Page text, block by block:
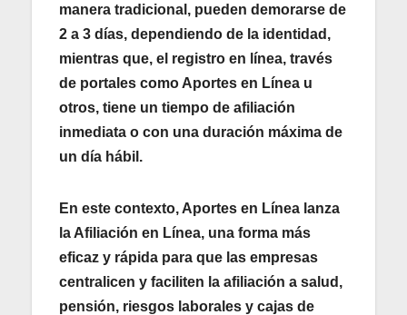
manera tradicional, pueden demorarse de
2 a 3 días, dependiendo de la identidad,
mientras que, el registro en línea, través
de portales como Aportes en Línea u
otros, tiene un tiempo de afiliación
inmediata o con una duración máxima de
un día hábil.
En este contexto, Aportes en Línea lanza
la Afiliación en Línea, una forma más
eficaz y rápida para que las empresas
centralicen y faciliten la afiliación a salud,
pensión, riesgos laborales y cajas de